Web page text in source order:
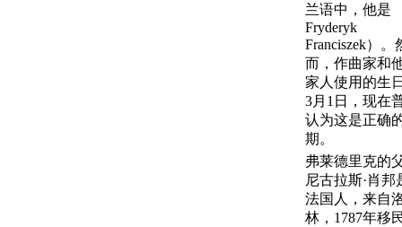
兰语中，他是
Fryderyk
Franciszek）。
而，作曲家和
家人使用的生
3月1日，现在
认为这是正确
期。
弗莱德里克的
尼古拉斯·肖邦
法国人，来自
林，1787年移